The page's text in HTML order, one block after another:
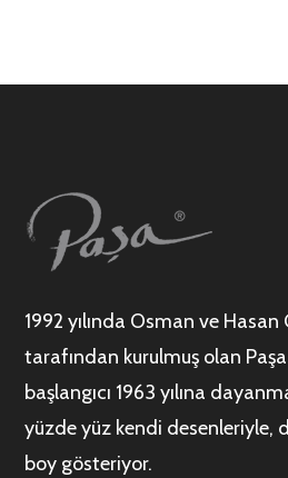
1992 yılında Osman ve Hasan
tarafından kurulmuş olan Paşa
başlangıcı 1963 yılına
yüzde yüz kendi desenleriyle,
boy gösteriyor.